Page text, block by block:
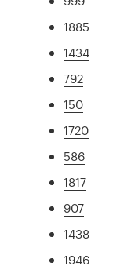
1885
1434
792
150
1720
586
1817
907
1438
1946